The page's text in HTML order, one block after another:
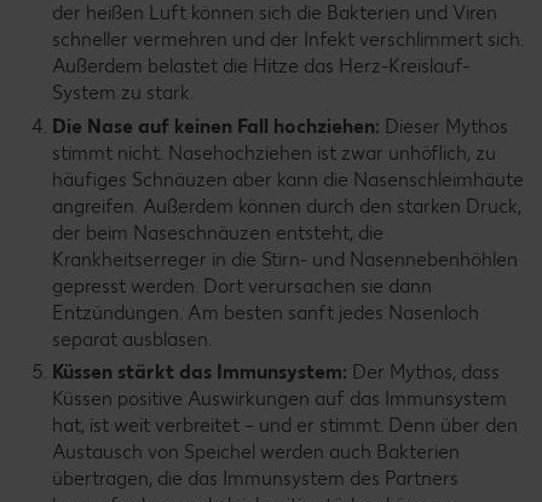
der heißen Luft können sich die Bakterien und Viren
schneller vermehren und der Infekt verschlimmert sich.
Außerdem belastet die Hitze das Herz-Kreislauf-
System zu stark.
Die Nase auf keinen Fall hochziehen: Dieser Mythos
stimmt nicht. Nasehochziehen ist zwar unhöflich, zu
häufiges Schnäuzen aber kann die Nasenschleimhäute
angreifen. Außerdem können durch den starken Druck,
der beim Naseschnäuzen entsteht, die
Krankheitserreger in die Stirn- und Nasennebenhöhlen
gepresst werden. Dort verursachen sie dann
Entzündungen. Am besten sanft jedes Nasenloch
separat ausblasen.
Küssen stärkt das Immunsystem: Der Mythos, dass
Küssen positive Auswirkungen auf das Immunsystem
hat, ist weit verbreitet – und er stimmt. Denn über den
Austausch von Speichel werden auch Bakterien
übertragen, die das Immunsystem des Partners